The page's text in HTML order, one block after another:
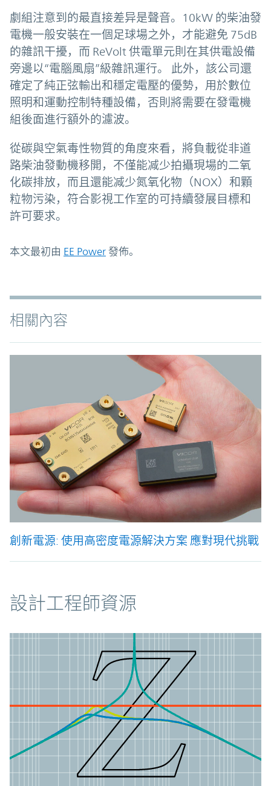
劇組注意到的最直接差异是聲音。10kW 的柴油發
電機一般安裝在一個足球場之外，才能避免 75dB
的雜訊干擾，而 ReVolt 供電單元則在其供電設備
旁邊以“電腦風扇”級雜訊運行。 此外，該公司還
確定了純正弦輸出和穩定電壓的優勢，用於數位
照明和運動控制特種設備，否則將需要在發電機
組後面進行額外的濾波。
從碳與空氣毒性物質的角度來看，將負載從非道
路柴油發動機移開，不僅能减少拍攝現場的二氧
化碳排放，而且還能减少氮氧化物（NOX）和顆
粒物污染，符合影視工作室的可持續發展目標和
許可要求。
本文最初由 EE Power 發佈。
相關內容
創新電源: 使用高密度電源解決方案 應對現代挑戰
資源
設計工程師資源